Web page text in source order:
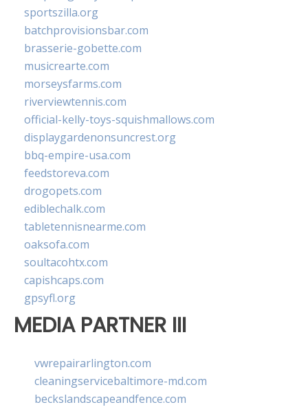
sportszilla.org
batchprovisionsbar.com
brasserie-gobette.com
musicrearte.com
morseysfarms.com
riverviewtennis.com
official-kelly-toys-squishmallows.com
displaygardenonsuncrest.org
bbq-empire-usa.com
feedstoreva.com
drogopets.com
ediblechalk.com
tabletennisnearme.com
oaksofa.com
soultacohtx.com
capishcaps.com
gpsyfl.org
MEDIA PARTNER III
vwrepairarlington.com
cleaningservicebaltimore-md.com
beckslandscapeandfence.com